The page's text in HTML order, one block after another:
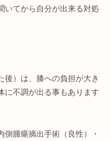
いてから自分が出来る対処
後）は、膝への負担が大き
に不調が出る事もあります
側腫瘍摘出手術（良性）・